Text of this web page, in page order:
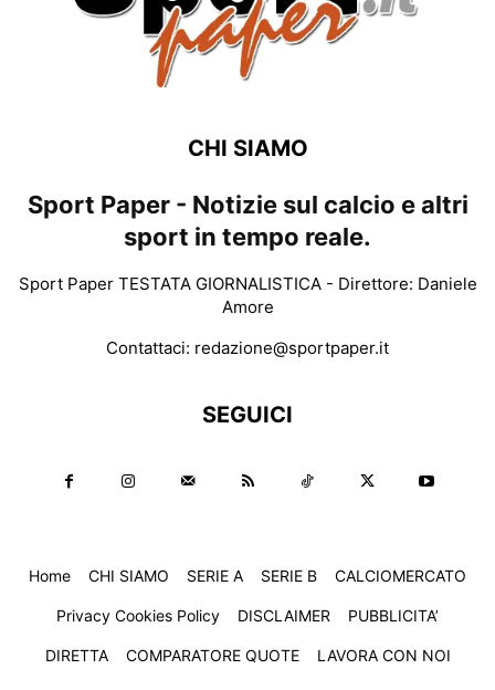
CHI SIAMO
Sport Paper - Notizie sul calcio e altri
sport in tempo reale.
Sport Paper TESTATA GIORNALISTICA - Direttore: Daniele
Amore
Contattaci: redazione@sportpaper.it
SEGUICI
Home CHI SIAMO SERIE A SERIE B CALCIOMERCATO
Privacy Cookies Policy DISCLAIMER PUBBLICITA’
DIRETTA COMPARATORE QUOTE LAVORA CON NOI